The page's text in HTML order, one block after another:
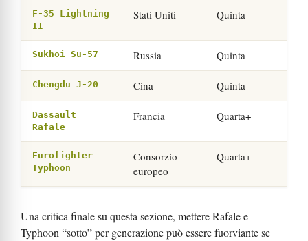
F-35 Lightning
II
Stati Uniti Quinta
Sukhoi Su-57 Russia Quinta
Chengdu J-20 Cina Quinta
Dassault
Rafale
Francia Quarta+
Eurofighter
Typhoon
Consorzio
europeo
Quarta+
Una critica finale su questa sezione, mettere Rafale e
Typhoon “sotto” per generazione può essere fuorviante se